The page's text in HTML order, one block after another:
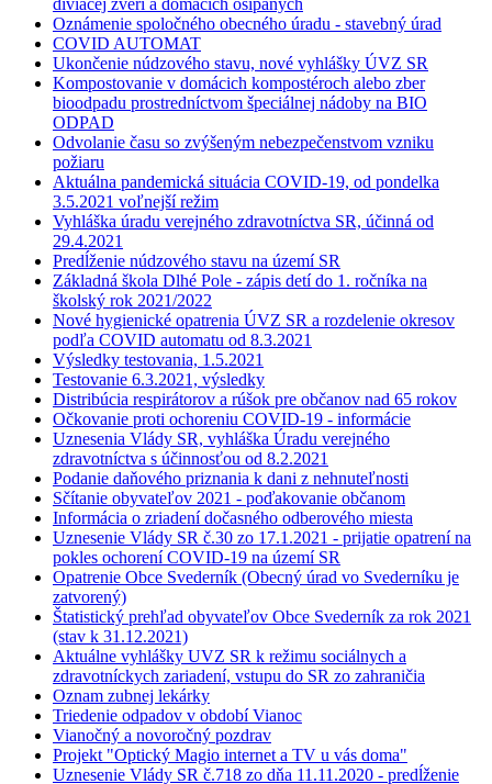
diviačej zveri a domácich ošípaných
Oznámenie spoločného obecného úradu - stavebný úrad
COVID AUTOMAT
Ukončenie núdzového stavu, nové vyhlášky ÚVZ SR
Kompostovanie v domácich kompostéroch alebo zber
bioodpadu prostredníctvom špeciálnej nádoby na BIO
ODPAD
Odvolanie času so zvýšeným nebezpečenstvom vzniku
požiaru
Aktuálna pandemická situácia COVID-19, od pondelka
3.5.2021 voľnejší režim
Vyhláška úradu verejného zdravotníctva SR, účinná od
29.4.2021
Predĺženie núdzového stavu na území SR
Základná škola Dlhé Pole - zápis detí do 1. ročníka na
školský rok 2021/2022
Nové hygienické opatrenia ÚVZ SR a rozdelenie okresov
podľa COVID automatu od 8.3.2021
Výsledky testovania, 1.5.2021
Testovanie 6.3.2021, výsledky
Distribúcia respirátorov a rúšok pre občanov nad 65 rokov
Očkovanie proti ochoreniu COVID-19 - informácie
Uznesenia Vlády SR, vyhláška Úradu verejného
zdravotníctva s účinnosťou od 8.2.2021
Podanie daňového priznania k dani z nehnuteľnosti
Sčítanie obyvateľov 2021 - poďakovanie občanom
Informácia o zriadení dočasného odberového miesta
Uznesenie Vlády SR č.30 zo 17.1.2021 - prijatie opatrení na
pokles ochorení COVID-19 na území SR
Opatrenie Obce Svederník (Obecný úrad vo Svederníku je
zatvorený)
Štatistický prehľad obyvateľov Obce Svederník za rok 2021
(stav k 31.12.2021)
Aktuálne vyhlášky UVZ SR k režimu sociálnych a
zdravotníckych zariadení, vstupu do SR zo zahraničia
Oznam zubnej lekárky
Triedenie odpadov v období Vianoc
Vianočný a novoročný pozdrav
Projekt "Optický Magio internet a TV u vás doma"
Uznesenie Vlády SR č.718 zo dňa 11.11.2020 - predĺženie